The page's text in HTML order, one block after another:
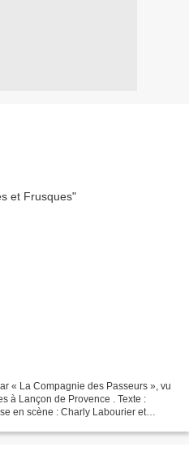
« La Compagnie des Passeurs », vu
à Lançon de Provence . Texte :
en scène : Charly Labourier et